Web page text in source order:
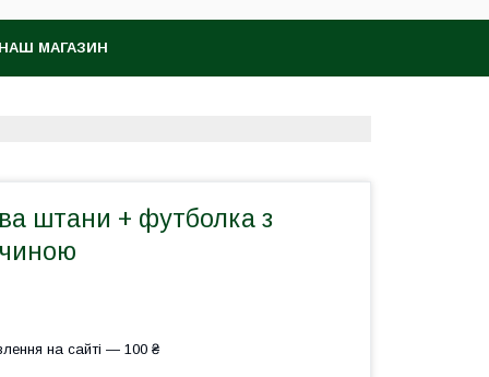
МАГАЗИН
штани + футболка з
на сайті — 100 ₴